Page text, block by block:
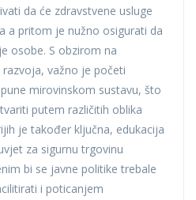
da će zdravstvene usluge
a pritom je nužno osigurati da
osobe. S obzirom na
važno je početi
mirovinskom sustavu, što
putem različitih oblika
je također ključna, edukacija
za sigurnu trgovinu
bi se javne politike trebale
i poticanjem